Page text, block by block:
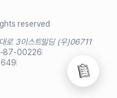
reserved
로 3이스트빌딩 (우)06711
87-00226